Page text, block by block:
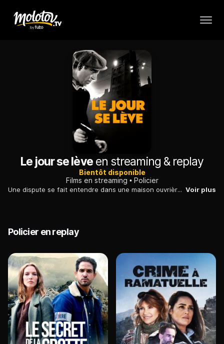
Le jour se lèveen streaming & replay
Bientôt disponible
Films en streaming
Policier
Une dispute se fait entendre dans une maison ouvrière de banlieue. Coup de feu, porte qui claque. Un homme, Valentin, roule sur les marches, mort. L'assassin, François, se barricade dans sa chambre. Voir plus
Policier en replay